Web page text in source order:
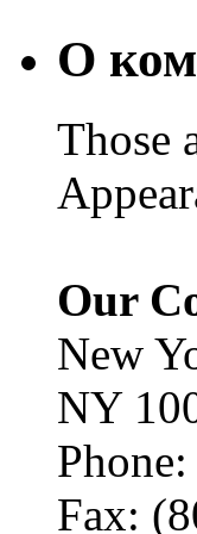
О
Those
Our
New
NY
Fax: